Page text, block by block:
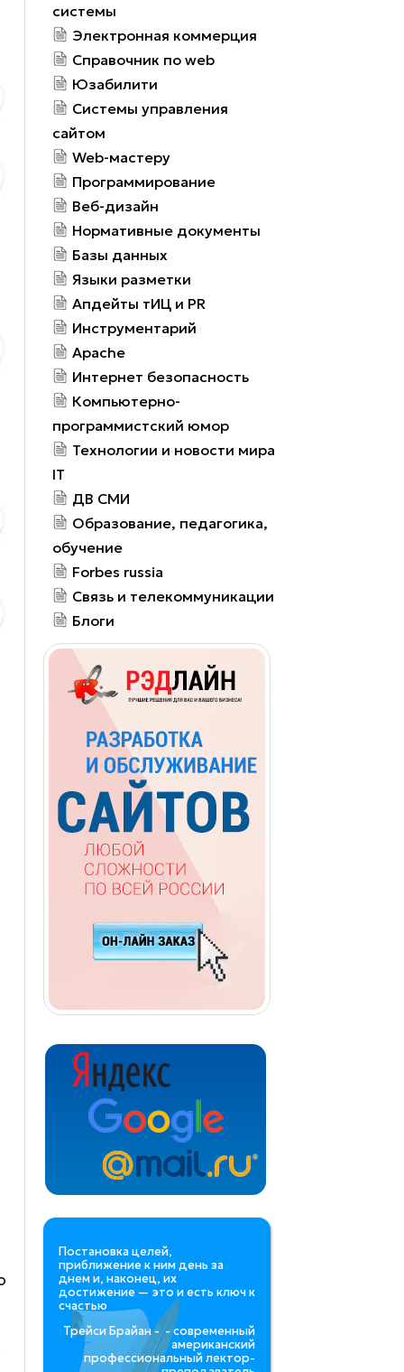
системы
Электронная коммерция
Справочник по web
Юзабилити
Системы управления
сайтом
Web-мастеру
Программирование
Веб-дизайн
Нормативные документы
Базы данных
Языки разметки
Апдейты тИЦ и PR
Инструментарий
Apache
Интернет безопасность
Компьютерно-
программистский юмор
Технологии и новости мира
IT
ДВ СМИ
Образование, педагогика,
обучение
Forbes russia
Связь и телекоммуникации
Блоги
Постановка целей,
приближение к ним день за
днем и, наконец, их
достижение — это и есть ключ к
счастью
Трейси Брайан - - современный
американский
профессиональный лектор-